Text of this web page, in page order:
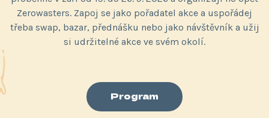
Zerowasters. Zapoj se jako pořadatel akce a uspořádej
třeba swap, bazar, přednášku nebo jako návštěvník a užij
si udržitelné akce ve svém okolí.
Program